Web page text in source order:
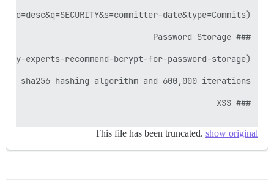
This file has been truncated. show original